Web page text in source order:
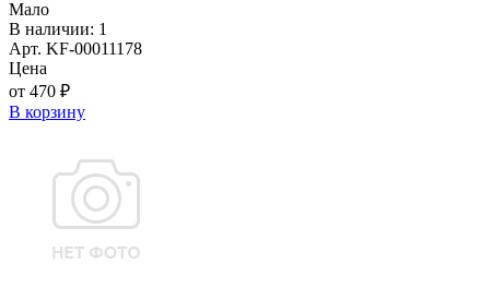
Мало
В наличии: 1
Арт. KF-00011178
Цена
от 470 ₽
В корзину